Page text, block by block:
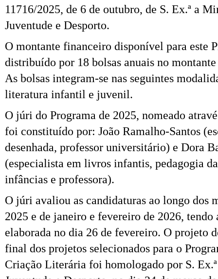
11716/2025, de 6 de outubro, de S. Ex.ª a
Juventude e Desporto.
O montante financeiro disponível para este
distribuído por 18 bolsas anuais no
As bolsas integram-se nas seguintes
literatura infantil e juvenil.
O júri do Programa de 2025, nomeado
foi constituído por: João Ramalho-Santos
desenhada, professor universitário) e Dora
(especialista em livros infantis, pedagogia
infâncias e professora).
O júri avaliou as candidaturas ao longo dos
2025 e de janeiro e fevereiro de 2026, tendo
elaborada no dia 26 de fevereiro. O projeto
final dos projetos selecionados para o
Criação Literária foi homologado por S.